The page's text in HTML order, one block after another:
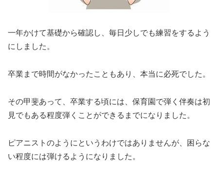
一年かけて基礎から確認し、毎日少しでも練習をするよう
にしました。
卒業まで時間がなかったこともあり、本当に必死でした。
その甲斐あって、卒業する頃には、保育園で弾く伴奏は初
見でもある程度弾くことができるまでになりました。
ピアニストのようにというわけではありませんが、困らな
い程度には弾けるようになりました。